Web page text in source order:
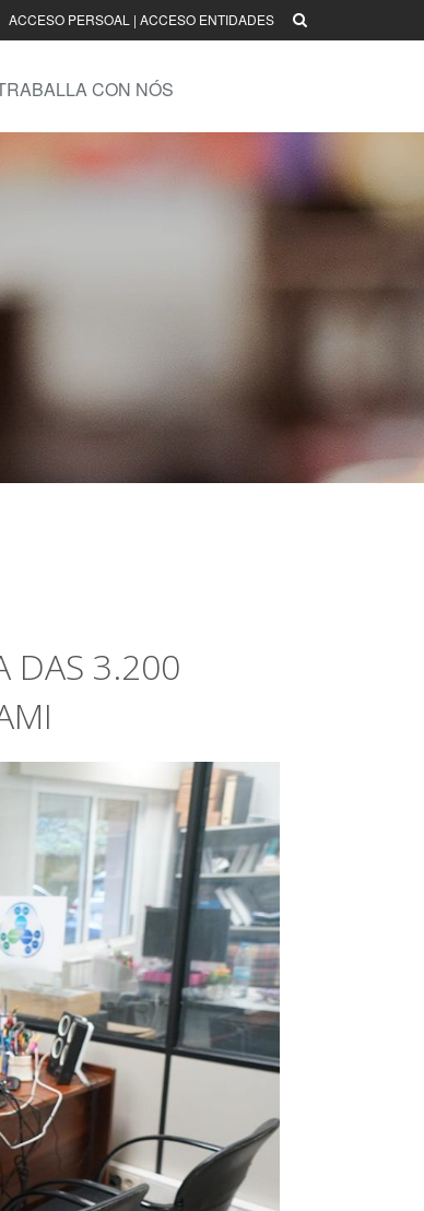
ACCESO PERSOAL | ACCESO ENTIDADES
CON NÓS
DAS 3.200